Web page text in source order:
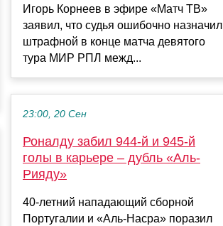
Игорь Корнеев в эфире «Матч ТВ»
заявил, что судья ошибочно назначил
штрафной в конце матча девятого
тура МИР РПЛ межд...
23:00, 20 Сен
Роналду забил 944-й и 945-й
голы в карьере – дубль «Аль-
Рияду»
40-летний нападающий сборной
Португалии и «Аль-Насра» поразил